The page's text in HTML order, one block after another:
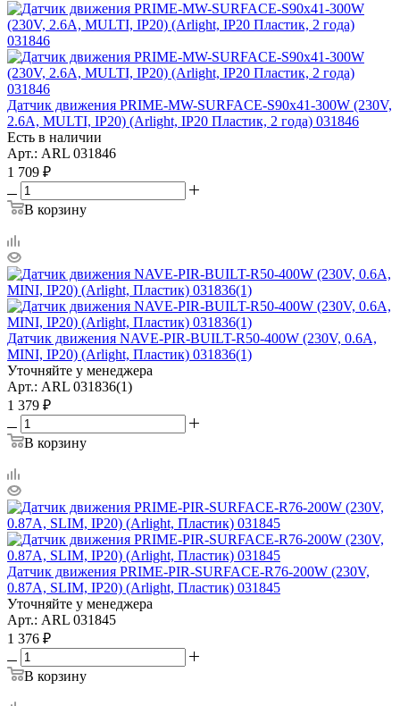
Датчик движения PRIME-MW-SURFACE-S90x41-300W (230V,
2.6A, MULTI, IP20) (Arlight, IP20 Пластик, 2 года) 031846
Есть в наличии
Арт.: ARL 031846
1 709 ₽
В корзину
Датчик движения NAVE-PIR-BUILT-R50-400W (230V, 0.6A,
MINI, IP20) (Arlight, Пластик) 031836(1)
Уточняйте у менеджера
Арт.: ARL 031836(1)
1 379 ₽
В корзину
Датчик движения PRIME-PIR-SURFACE-R76-200W (230V,
0.87A, SLIM, IP20) (Arlight, Пластик) 031845
Уточняйте у менеджера
Арт.: ARL 031845
1 376 ₽
В корзину